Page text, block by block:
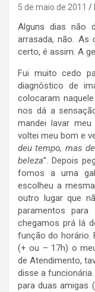
5 de maio de 2011
Alguns dias não
arrasada, não. As
certo, é assim. A
Fui muito cedo
diagnóstico de
colocaram
nos dá a
mandei lavar
voltei meu bom e
deu tempo, mas
beleza”. Depois
fomos a uma
escolheu a
outro lugar que
paramentos
chegamos prá lá
função do horário.
(+ ou – 17h) o
de Atendimento,
disse a
para duas amigas